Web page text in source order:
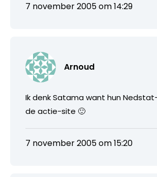
7 november 2005 om 14:29
Arnoud
Ik denk Satama want hun
de actie-site 🙂
7 november 2005 om 15:20